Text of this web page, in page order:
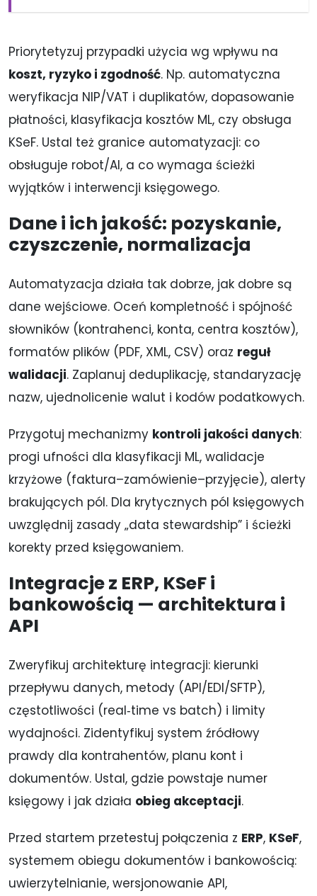
Priorytetyzuj przypadki użycia wg wpływu na
koszt, ryzyko i zgodność. Np. automatyczna
weryfikacja NIP/VAT i duplikatów, dopasowanie
płatności, klasyfikacja kosztów ML, czy obsługa
KSeF. Ustal też granice automatyzacji: co
obsługuje robot/AI, a co wymaga ścieżki
wyjątków i interwencji księgowego.
Dane i ich jakość: pozyskanie,
czyszczenie, normalizacja
Automatyzacja działa tak dobrze, jak dobre są
dane wejściowe. Oceń kompletność i spójność
słowników (kontrahenci, konta, centra kosztów),
formatów plików (PDF, XML, CSV) oraz reguł
walidacji. Zaplanuj deduplikację, standaryzację
nazw, ujednolicenie walut i kodów podatkowych.
Przygotuj mechanizmy kontroli jakości danych:
progi ufności dla klasyfikacji ML, walidacje
krzyżowe (faktura–zamówienie–przyjęcie), alerty
brakujących pól. Dla krytycznych pól księgowych
uwzględnij zasady „data stewardship” i ścieżki
korekty przed księgowaniem.
Integracje z ERP, KSeF i
bankowością — architektura i
API
Zweryfikuj architekturę integracji: kierunki
przepływu danych, metody (API/EDI/SFTP),
częstotliwości (real‑time vs batch) i limity
wydajności. Zidentyfikuj system źródłowy
prawdy dla kontrahentów, planu kont i
dokumentów. Ustal, gdzie powstaje numer
księgowy i jak działa obieg akceptacji.
Przed startem przetestuj połączenia z ERP, KSeF,
systemem obiegu dokumentów i bankowością:
uwierzytelnianie, wersjonowanie API,